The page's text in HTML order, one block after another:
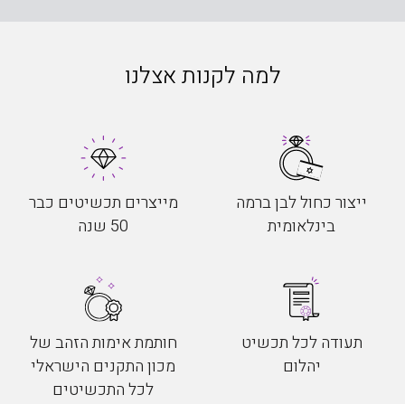
למה לקנות אצלנו
ייצור כחול לבן ברמה
בינלאומית
מייצרים תכשיטים כבר
50 שנה
תעודה לכל תכשיט
יהלום
חותמת אימות הזהב של
מכון התקנים הישראלי
לכל התכשיטים